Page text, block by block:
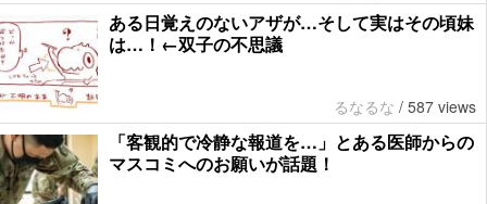
ある日覚えのないアザが…そして実はその頃妹
は…！←双子の不思議
るなるな / 587 views
「客観的で冷静な報道を…」とある医師からの
マスコミへのお願いが話題！